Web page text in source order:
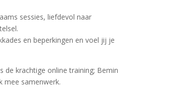
sessies, liefdevol naar
en beperkingen en voel jij je
de krachtige online training; Bemin
mee samenwerk.